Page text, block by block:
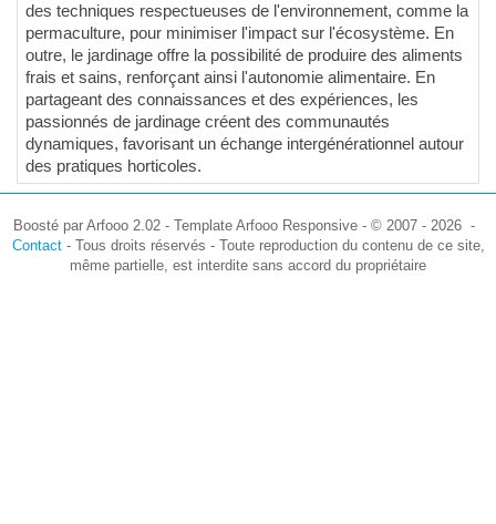
des techniques respectueuses de l'environnement, comme la
permaculture, pour minimiser l'impact sur l'écosystème. En
outre, le jardinage offre la possibilité de produire des aliments
frais et sains, renforçant ainsi l'autonomie alimentaire. En
partageant des connaissances et des expériences, les
passionnés de jardinage créent des communautés
dynamiques, favorisant un échange intergénérationnel autour
des pratiques horticoles.
Boosté par Arfooo 2.02 - Template Arfooo Responsive - © 2007 - 2026 -
Contact- Tous droits réservés - Toute reproduction du contenu de ce site,
même partielle, est interdite sans accord du propriétaire